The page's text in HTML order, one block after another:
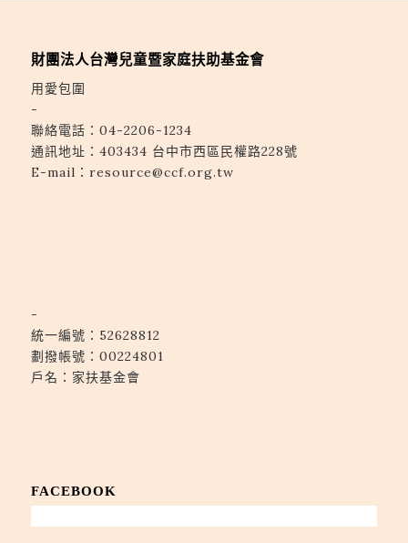
財團法人台灣兒童暨家庭扶助基金會
用愛包圍
-
聯絡電話： 04-2206-1234
通訊地址： 403434 台中市西區民權路228號
E-mail： resource@ccf.org.tw
-
統一編號：52628812
劃撥帳號：00224801
戶名：家扶基金會
FACEBOOK